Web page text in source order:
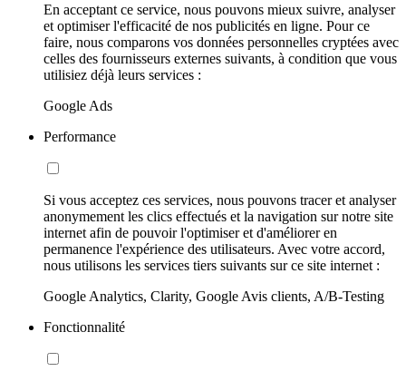
En acceptant ce service, nous pouvons mieux suivre, analyser
et optimiser l'efficacité de nos publicités en ligne. Pour ce
faire, nous comparons vos données personnelles cryptées avec
celles des fournisseurs externes suivants, à condition que vous
utilisiez déjà leurs services :
Google Ads
Performance
Si vous acceptez ces services, nous pouvons tracer et analyser
anonymement les clics effectués et la navigation sur notre site
internet afin de pouvoir l'optimiser et d'améliorer en
permanence l'expérience des utilisateurs. Avec votre accord,
nous utilisons les services tiers suivants sur ce site internet :
Google Analytics, Clarity, Google Avis clients, A/B-Testing
Fonctionnalité